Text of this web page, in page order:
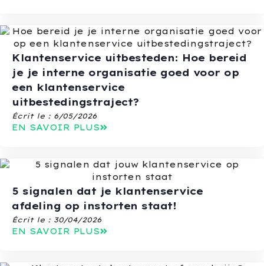
Klantenservice uitbesteden: Hoe bereid
je je interne organisatie goed voor op
een klantenservice
uitbestedingstraject?
Écrit le : 6/05/2026
EN SAVOIR PLUS
5 signalen dat je klantenservice
afdeling op instorten staat!
Écrit le : 30/04/2026
EN SAVOIR PLUS